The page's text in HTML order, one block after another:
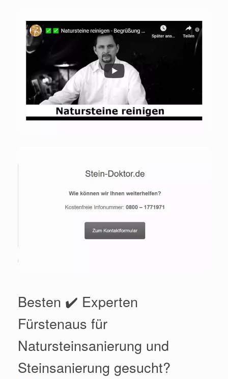
Besten ✔️ Experten
Fürstenaus für
Natursteinsanierung und
Steinsanierung gesucht?